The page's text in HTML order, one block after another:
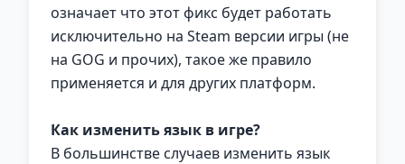
означает что этот фикс будет работать
исключительно на Steam версии игры (не
на GOG и прочих), такое же правило
применяется и для других платформ.
Как изменить язык в игре?
В большинстве случаев изменить язык